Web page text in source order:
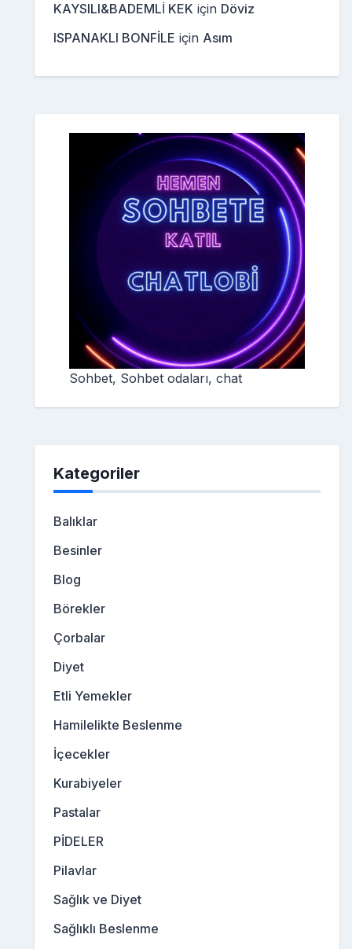
KAYSILI&BADEMLİ KEK için Döviz
ISPANAKLI BONFİLE için Asım
Sohbet, Sohbet odaları, chat
Kategoriler
Balıklar
Besinler
Blog
Börekler
Çorbalar
Diyet
Etli Yemekler
Hamilelikte Beslenme
İçecekler
Kurabiyeler
Pastalar
PİDELER
Pilavlar
Sağlık ve Diyet
Sağlıklı Beslenme